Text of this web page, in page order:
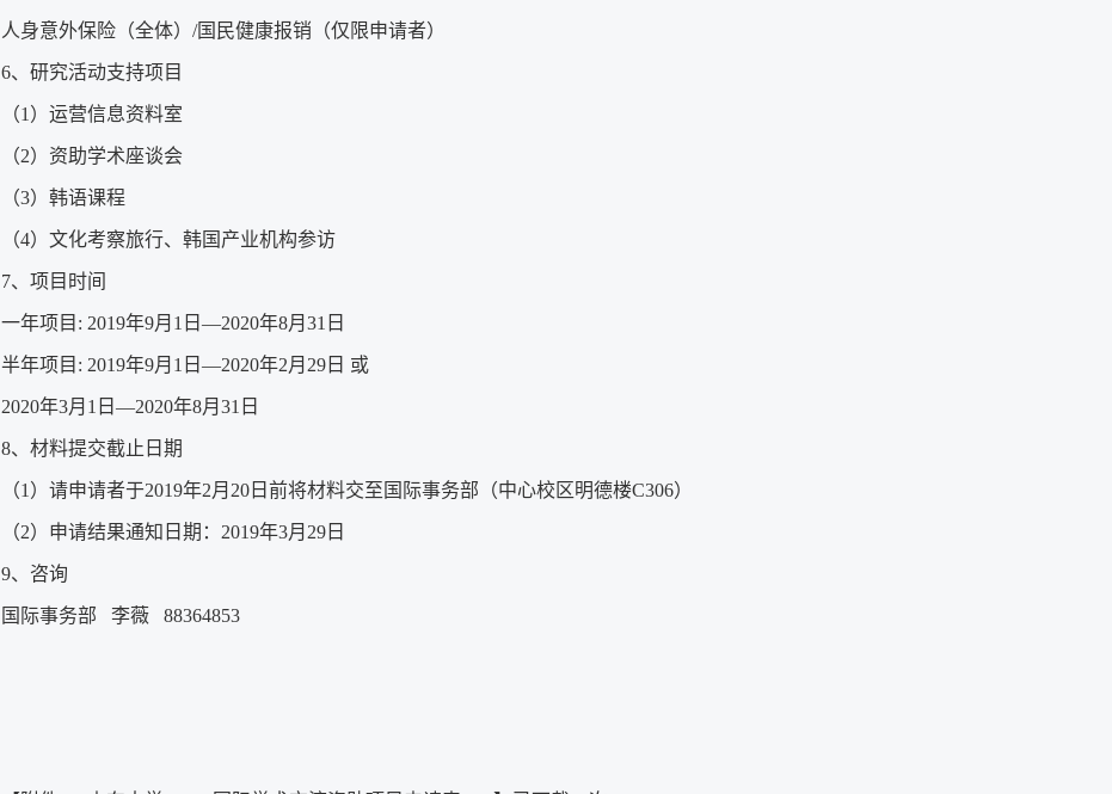
人身意外保险（全体）/国民健康报销（仅限申请者）
6、研究活动支持项目
（1）运营信息资料室
（2）资助学术座谈会
（3）韩语课程
（4）文化考察旅行、韩国产业机构参访
7、项目时间
一年项目: 2019年9月1日—2020年8月31日
半年项目: 2019年9月1日—2020年2月29日 或
2020年3月1日—2020年8月31日
8、材料提交截止日期
（1）请申请者于2019年2月20日前将材料交至国际事务部（中心校区明德楼C306）
（2）申请结果通知日期：2019年3月29日
9、咨询
国际事务部 李薇 88364853